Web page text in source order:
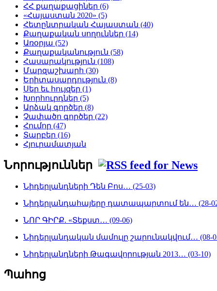
ՀՀ քաղաքացիներ (6)
«Հայաստան 2020» (5)
Հետընտրական Հայաստան (40)
Քաղաքական սողուններ (14)
Առօրյա (52)
Քաղաքականություն (58)
Հասարակություն (108)
Մարզաշխարհ (30)
Երիտասարդություն (8)
Սեր եւ հույզեր (1)
Խորհուրդներ (5)
Արձակ գործեր (8)
Չափածո գործեր (22)
Հումոր (47)
Տարբեր (16)
Հյուրամատյան
Նորություններ
Նիդերլանդների Դեն Բոս… (25-03)
Նիդերլանդահայերը դատապարտում են… (28-
ՆՈՐ ԳԻՐՔ. «Տեքստ… (09-06)
Նիդերլանդական մամուլը շարունակվում… (08-
Նիդերլանդների Թագավորության 2013… (03-10)
Պահոց